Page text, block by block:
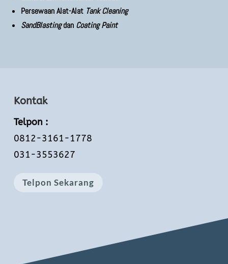
Persewaan Alat-Alat Tank Cleaning
SandBlastingdan Coating Paint
Kontak
Telpon :
0812-3161-1778
031-3553627
Telpon Sekarang